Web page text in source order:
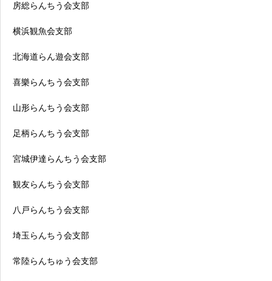
房総らんちう会支部
横浜観魚会支部
北海道らん遊会支部
喜樂らんちう会支部
山形らんちう会支部
足柄らんちう会支部
宮城伊達らんちう会支部
観友らんちう会支部
八戸らんちう会支部
埼玉らんちう会支部
常陸らんちゅう会支部